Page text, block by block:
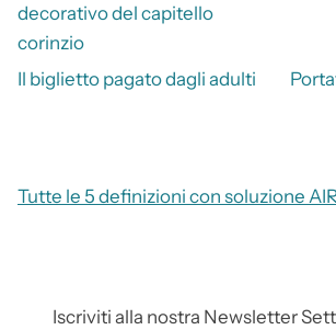
decorativo del capitello
corinzio
Il biglietto pagato dagli adulti
Tutte le 5 definizioni con soluzione
Iscriviti alla nostra Newsletter